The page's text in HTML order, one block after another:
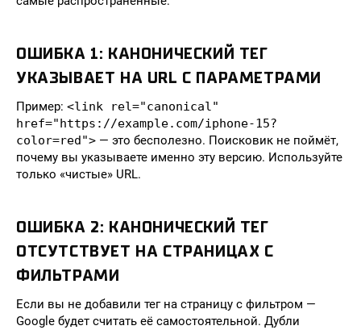
ОШИБКА 1: КАНОНИЧЕСКИЙ ТЕГ
УКАЗЫВАЕТ НА URL С ПАРАМЕТРАМИ
Пример: <link rel="canonical"
href="https://example.com/iphone-15?
color=red"> — это бесполезно. Поисковик не поймёт,
почему вы указываете именно эту версию. Используйте
только «чистые» URL.
ОШИБКА 2: КАНОНИЧЕСКИЙ ТЕГ
ОТСУТСТВУЕТ НА СТРАНИЦАХ С
ФИЛЬТРАМИ
Если вы не добавили тег на страницу с фильтром —
Google будет считать её самостоятельной. Дубли